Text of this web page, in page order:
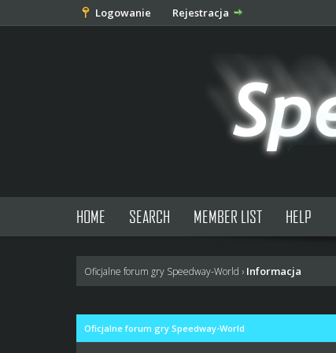
Logowanie Rejestracja
HOME SEARCH MEMBER LIST HELP
Oficjalne forum gry Speedway-World › Informacja
Oficjalne forum gry Speedway-World